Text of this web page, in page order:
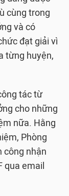
cùng trong
và có
đạt giải vì
từng huyện,
tác từ
cho những
nữa. Hằng
Phòng
công nhận
qua email